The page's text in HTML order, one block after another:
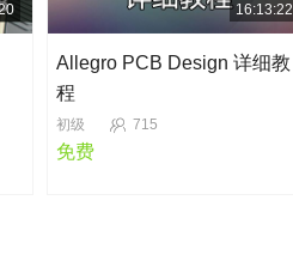
16:13:22
Allegro PCB Design 详细教
程
初级 715
免费